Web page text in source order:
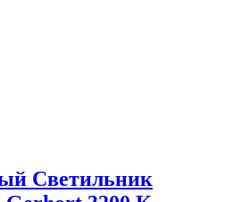
Светильник